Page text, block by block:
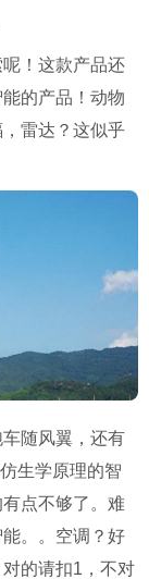
！这款产品还
的产品！动物
雷达？这似乎
随风翼，还有
生学原理的智
点不够了。难
。。空调？好
的请扣1，不对